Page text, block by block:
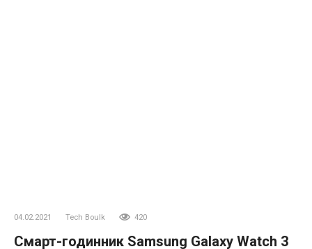
04.02.2021 Tech Boulk 420
Смарт-годинник Samsung Galaxy Watch 3